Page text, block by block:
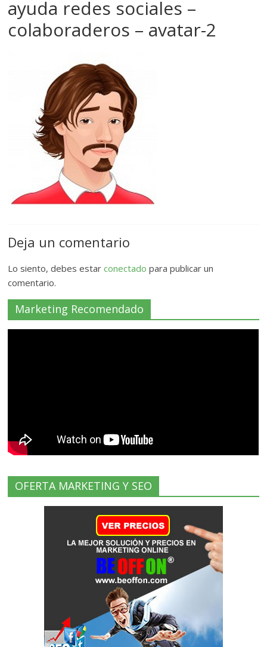
ayuda redes sociales –
colaboraderos – avatar-2
Deja un comentario
Lo siento, debes estarconectado para publicar un
comentario.
Marketing Recomendado
OFERTA MARKETING Y SEO